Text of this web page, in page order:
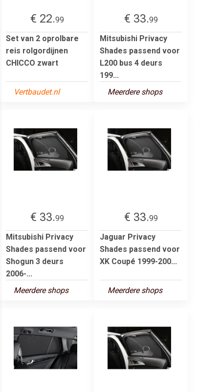
€ 22.99
Set van 2 oprolbare
reis rolgordijnen
CHICCO zwart
Vertbaudet.nl
€ 33.99
Mitsubishi Privacy
Shades passend voor
L200 bus 4 deurs
199...
Meerdere shops
€ 33.99
Mitsubishi Privacy
Shades passend voor
Shogun 3 deurs
2006-...
Meerdere shops
€ 33.99
Jaguar Privacy
Shades passend voor
XK Coupé 1999-200...
Meerdere shops